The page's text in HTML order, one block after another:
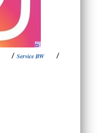
/ Service BW
/